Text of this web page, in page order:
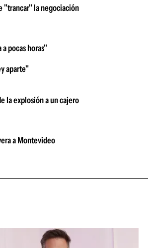
"trancar" la negociación
pocas horas"
aparte"
la explosión a un cajero
a Montevideo